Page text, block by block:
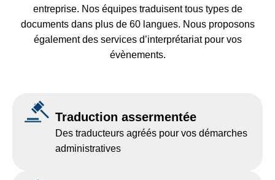
entreprise. Nos équipes traduisent tous types de
documents dans plus de 60 langues. Nous proposons
également des services d’interprétariat pour vos
évènements.
Traduction assermentée
Des traducteurs agréés pour vos démarches
administratives